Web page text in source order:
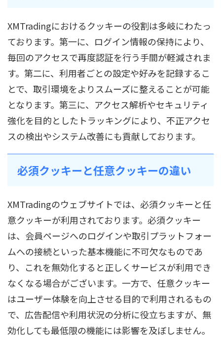
XMTradingにおけるクッキーの役割は多岐にわたっ
ております。第一に、ログイン情報の保持により、
毎回のアクセスで再度認証を行う手間が軽減されま
す。第二に、利用者ごとの設定や好みを記録するこ
とで、取引環境をよりスムーズに整えることが可能
となります。第三に、アクセス解析やセキュリティ
強化を目的としたトラッキングにより、不正アクセ
スの検出やシステム改善にも貢献しております。
必須クッキーと任意クッキーの違い
XMTradingのウェブサイトでは、必須クッキーと任
意クッキーが利用されております。必須クッキー
は、会員ページへのログインや取引プラットフォー
ムへの接続といった基本機能に不可欠なものであ
り、これを無効化すると正しくサービスが利用でき
なくなる場合がございます。一方で、任意クッキー
はユーザー体験を向上させる目的で利用されるもの
で、広告配信や利用状況の分析に役立ちますが、無
効化しても最低限の機能には影響を及ぼしません。